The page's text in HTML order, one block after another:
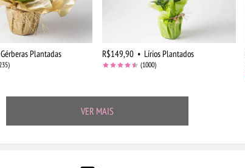
Gérberas Plantadas R$149,90 • Lírios Plantados
(1000)
VER MAIS